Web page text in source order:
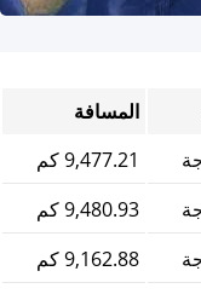
المسافة
9,477.21 كم
9,480.93 كم
9,162.88 كم